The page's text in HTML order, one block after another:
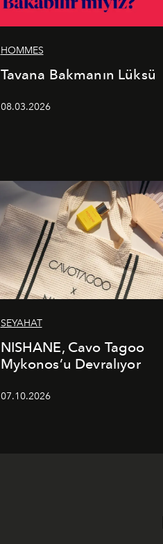
HOMMES
Tavana Bakmanın Lüksü
08.03.2026
SEYAHAT
NISHANE, Cavo Tagoo
Mykonos’u Devralıyor
07.10.2026